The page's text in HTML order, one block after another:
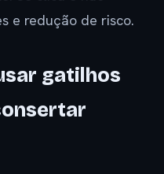
e redução de risco.
gatilhos